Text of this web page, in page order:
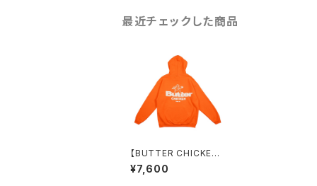
最近チェックした商品
【BUTTER CHICKEN】
裏起毛パーカー（ORAN
GE）
¥7,600